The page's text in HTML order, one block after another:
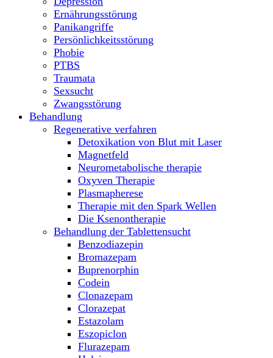
Ernährungsstörung
Panikangriffe
Persönlichkeitsstörung
Phobie
PTBS
Traumata
Sexsucht
Zwangsstörung
Behandlung
Regenerative verfahren
Detoxikation von Blut mit Laser
Magnetfeld
Neurometabolische therapie
Oxyven Therapie
Plasmapherese
Therapie mit den Spark Wellen
Die Ksenontherapie
Behandlung der Tablettensucht
Benzodiazepin
Bromazepam
Buprenorphin
Codein
Clonazepam
Clorazepat
Estazolam
Eszopiclon
Flurazepam